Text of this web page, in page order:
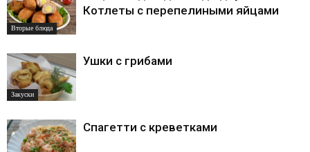
Вторые блюда
Котлеты с перепелиными яйцами
Закуски
Ушки с грибами
Спагетти с креветками